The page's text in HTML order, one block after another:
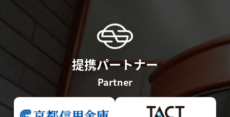
提携パートナー
Partner